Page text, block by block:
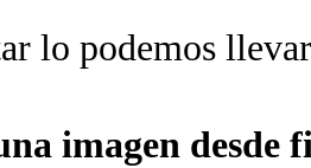
lo podemos
imagen desde